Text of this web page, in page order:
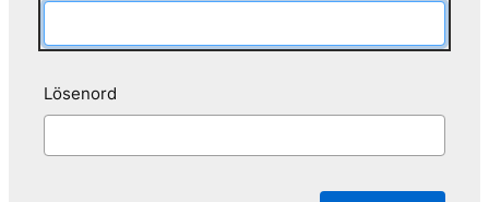
Lösenord